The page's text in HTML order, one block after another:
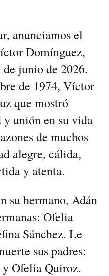
anunciamos el
Domínguez,
junio de 2026.
de 1974, Víctor
que mostró
y unión en su vida
de muchos
alegre, cálida,
y atenta.
su hermano, Adán
Ofelia
Sánchez. Le
sus padres:
Ofelia Quiroz.